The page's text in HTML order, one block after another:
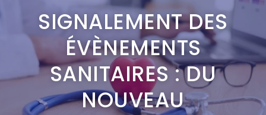
SIGNALEMENT DES
ÉVÈNEMENTS
SANITAIRES : DU
NOUVEAU